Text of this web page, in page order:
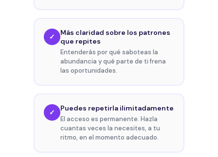
✓
Más claridad sobre los patrones
que repites
Entenderás por qué saboteas la
abundancia y qué parte de ti frena
las oportunidades.
✓ Puedes repetirla ilimitadamente
El acceso es permanente. Hazla
cuantas veces la necesites, a tu
ritmo, en el momento adecuado.